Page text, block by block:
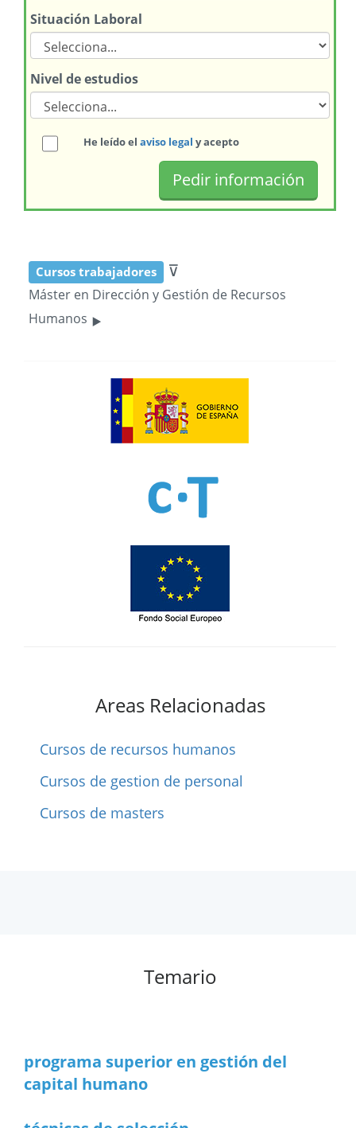
Situación Laboral
Nivel de estudios
He leído el aviso legal y acepto
Cursos trabajadores ⊽
Máster en Dirección y Gestión de Recursos
Humanos ‣
Areas Relacionadas
Cursos de recursos humanos
Cursos de gestion de personal
Cursos de masters
Temario
programa superior en gestión del
capital humano